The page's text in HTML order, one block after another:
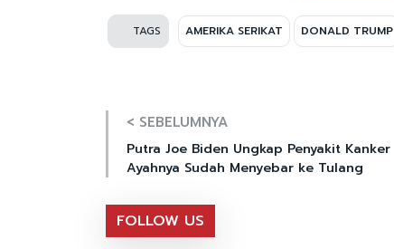
TAGS AMERIKA SERIKAT DONALD TRUMP
< SEBELUMNYA
Putra Joe Biden Ungkap Penyakit Kanker
Ayahnya Sudah Menyebar ke Tulang
FOLLOW US